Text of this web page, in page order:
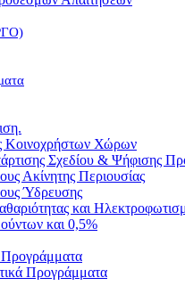
Κοινοχρήστων Χώρων
Σχεδίου & Ψήφισης
Ακίνητης Περιουσίας
Ύδρευσης
και
και 0,5%
Προγράμματα
Προγράμματα